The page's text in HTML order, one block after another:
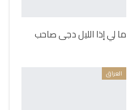
ما لي إذا الليل دجى صاحب
العراق